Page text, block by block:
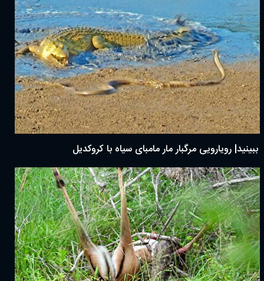
ببینید| رویارویی مرگبار مار مامبای سیاه با کروکدیل